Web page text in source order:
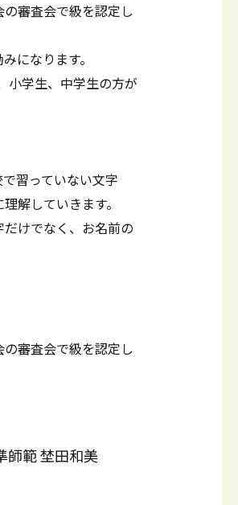
審査会で級を認定し
になります。
小学生、中学生の方が
習っていない文字
解していきます。
けでなく、お名前の
審査会で級を認定し
師範 埜田和美